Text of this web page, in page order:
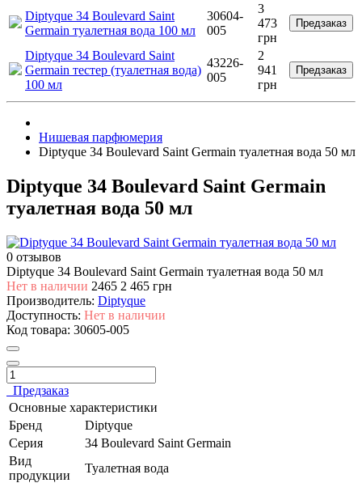
Diptyque 34 Boulevard Saint
Germain туалетная вода 100 мл
30604-
005
3
473
грн
Предзаказ
Diptyque 34 Boulevard Saint
Germain тестер (туалетная вода)
100 мл
43226-
005
2
941
грн
Предзаказ
Нишевая парфюмерия
Diptyque 34 Boulevard Saint Germain туалетная вода 50 мл
Diptyque 34 Boulevard Saint Germain
туалетная вода 50 мл
0 отзывов
Diptyque 34 Boulevard Saint Germain туалетная вода 50 мл
Нет в наличии 2465 2 465 грн
Производитель: Diptyque
Доступность: Нет в наличии
Код товара: 30605-005
Предзаказ
Основные характеристики
Бренд
Diptyque
Серия
34 Boulevard Saint Germain
Вид
продукции
Туалетная вода